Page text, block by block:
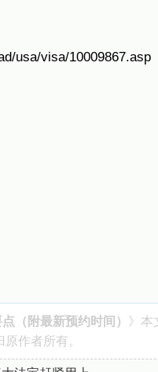
usa/visa/10009867.asp
（附最新预约时间） 》本
作者所有。